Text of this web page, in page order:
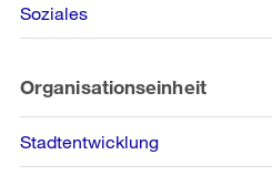
Soziales
Organisationseinheit
Stadtentwicklung